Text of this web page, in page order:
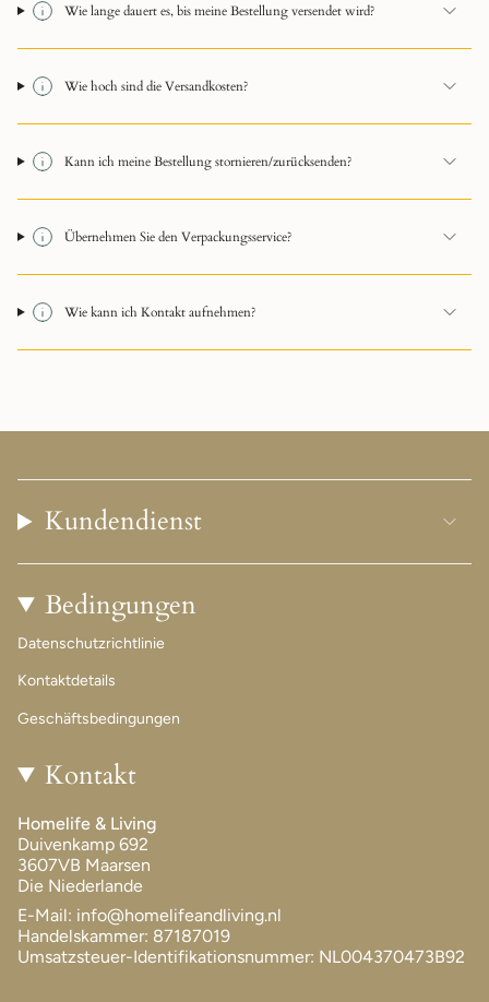
Wie lange dauert es, bis meine Bestellung versendet wird?
Wie hoch sind die Versandkosten?
Kann ich meine Bestellung stornieren/zurücksenden?
Übernehmen Sie den Verpackungsservice?
Wie kann ich Kontakt aufnehmen?
Kundendienst
Bedingungen
Datenschutzrichtlinie
Kontaktdetails
Geschäftsbedingungen
Kontakt
Homelife & Living
Duivenkamp 692
3607VB Maarsen
Die Niederlande
E-Mail: info@homelifeandliving.nl
Handelskammer: 87187019
Umsatzsteuer-Identifikationsnummer: NL004370473B92